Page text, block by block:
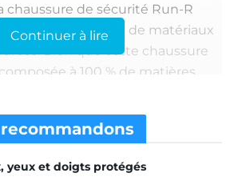
chaussure de sécurité Run-R
est constituée de matériaux
Bien que cette chaussure
à 100 % de matières
semelle extérieure offre ainsi un
une souplesse pour le pied. De
pour sa capacité
Continuer à lire
recommandons
yeux et doigts protégés